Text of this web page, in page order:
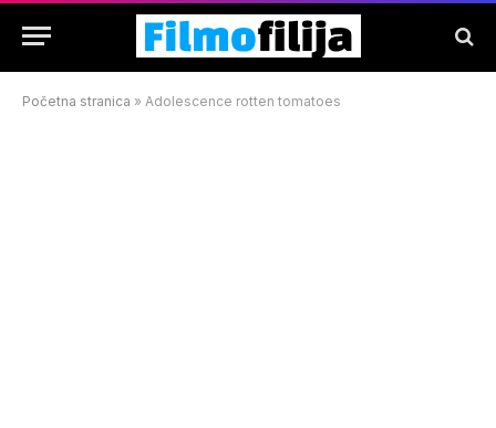
Početna stranica » Adolescence rotten tomatoes